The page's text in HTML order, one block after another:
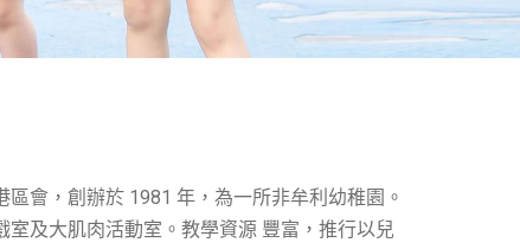
區會，創辦於 1981 年，為一所非牟利幼稚園。
室及大肌肉活動室。教學資源 豐富，推行以兒